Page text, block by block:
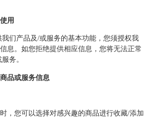
用
们产品及/或服务的基本功能，您须授权我
息。如您拒绝提供相应信息，您将无法正常
务。
品或服务信息
，您可以选择对感兴趣的商品进行收藏/添加